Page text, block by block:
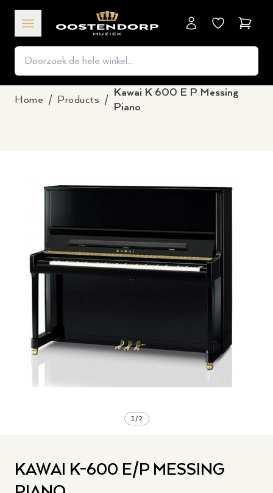
Home / Products /
Kawai K 600 E P Messing
Piano
1/2
KAWAI K-600 E/P MESSING